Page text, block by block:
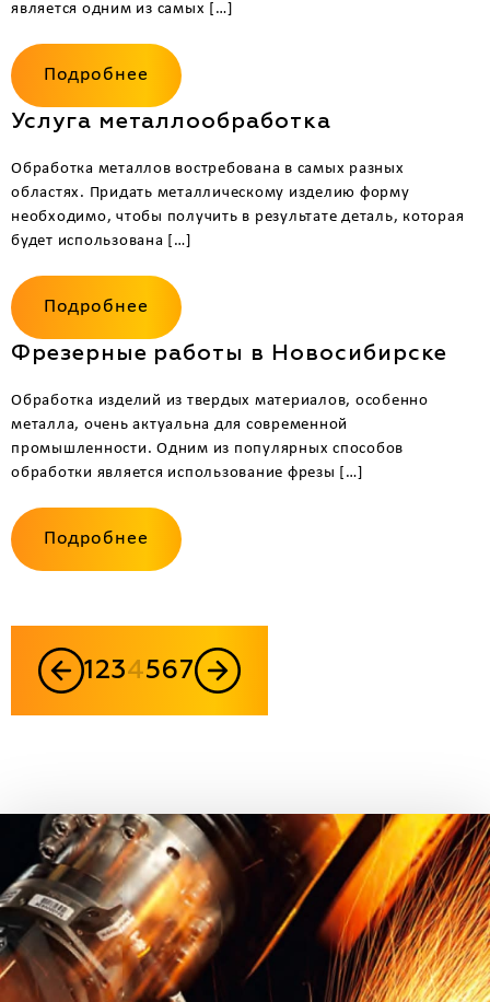
является одним из самых […]
Подробнее
Услуга металлообработка
Обработка металлов востребована в самых разных
областях. Придать металлическому изделию форму
необходимо, чтобы получить в результате деталь, которая
будет использована […]
Подробнее
Фрезерные работы в Новосибирске
Обработка изделий из твердых материалов, особенно
металла, очень актуальна для современной
промышленности. Одним из популярных способов
обработки является использование фрезы […]
Подробнее
1 234567